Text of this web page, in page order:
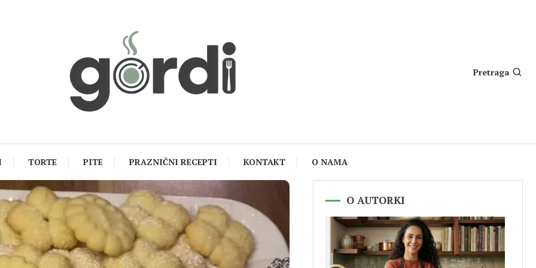
Pretraga
TORTE PITE PRAZNIČNI RECEPTI KONTAKT O NAMA
O AUTORKI